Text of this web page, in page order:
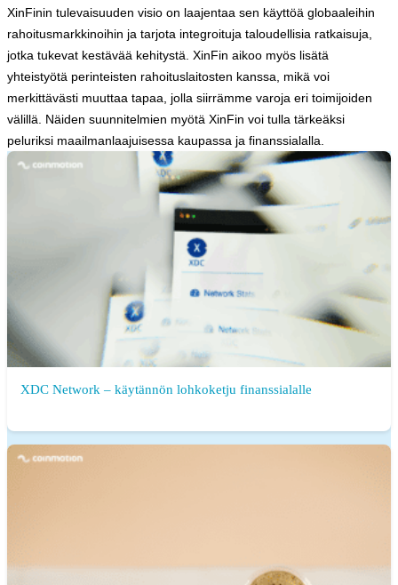
XinFinin tulevaisuuden visio on laajentaa sen käyttöä globaaleihin
rahoitusmarkkinoihin ja tarjota integroituja taloudellisia ratkaisuja,
jotka tukevat kestävää kehitystä. XinFin aikoo myös lisätä
yhteistyötä perinteisten rahoituslaitosten kanssa, mikä voi
merkittävästi muuttaa tapaa, jolla siirrämme varoja eri toimijoiden
välillä. Näiden suunnitelmien myötä XinFin voi tulla tärkeäksi
peluriksi maailmanlaajuisessa kaupassa ja finanssialalla.
XDC Network – käytännön lohkoketju finanssialalle